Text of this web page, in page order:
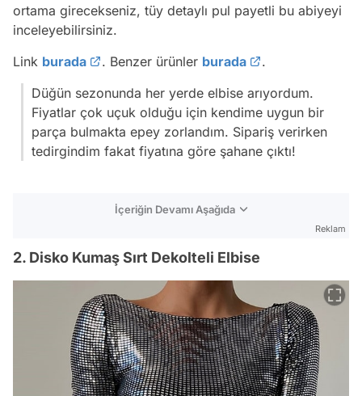
ortama girecekseniz, tüy detaylı pul payetli bu abiyeyi
inceleyebilirsiniz.
Link burada . Benzer ürünler burada
.
Düğün sezonunda her yerde elbise arıyordum.
Fiyatlar çok uçuk olduğu için kendime uygun bir
parça bulmakta epey zorlandım. Sipariş verirken
tedirgindim fakat fiyatına göre şahane çıktı!
İçeriğin Devamı Aşağıda
Reklam
2. Disko Kumaş Sırt Dekolteli Elbise